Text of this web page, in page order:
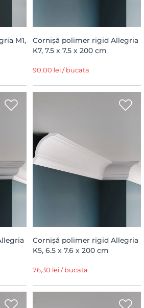
M1,
Cornișă polimer rigid Allegria
K7, 7.5 x 7.5 x 200 cm
90,00 lei / bucata
Cornișă polimer rigid Allegria
K5, 6.5 x 7.6 x 200 cm
76,30 lei / bucata